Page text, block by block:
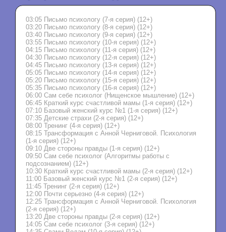
03:05 Письмо психологу (7-я серия) (12+)
03:20 Письмо психологу (8-я серия) (12+)
03:40 Письмо психологу (9-я серия) (12+)
03:55 Письмо психологу (10-я серия) (12+)
04:15 Письмо психологу (11-я серия) (12+)
04:30 Письмо психологу (12-я серия) (12+)
04:45 Письмо психологу (13-я серия) (12+)
05:05 Письмо психологу (14-я серия) (12+)
05:20 Письмо психологу (15-я серия) (12+)
05:35 Письмо психологу (16-я серия) (12+)
06:00 Сам себе психолог (Нищенское мышление) (12+)
06:45 Краткий курс счастливой мамы (1-я серия) (12+)
07:10 Базовый женский курс №1 (1-я серия) (12+)
07:35 Детские страхи (2-я серия) (12+)
08:00 Тренинг (4-я серия) (12+)
08:15 Трансформация с Анной Черниговой. Психология
(1-я серия) (12+)
09:10 Две стороны правды (1-я серия) (12+)
09:50 Сам себе психолог (Алгоритмы работы с
подсознанием) (12+)
10:30 Краткий курс счастливой мамы (2-я серия) (12+)
11:00 Базовый женский курс №1 (2-я серия) (12+)
11:45 Тренинг (2-я серия) (12+)
12:00 Почти серьезно (4-я серия) (12+)
12:25 Трансформация с Анной Черниговой. Психология
(2-я серия) (12+)
13:20 Две стороны правды (2-я серия) (12+)
14:05 Сам себе психолог (3-я серия) (12+)